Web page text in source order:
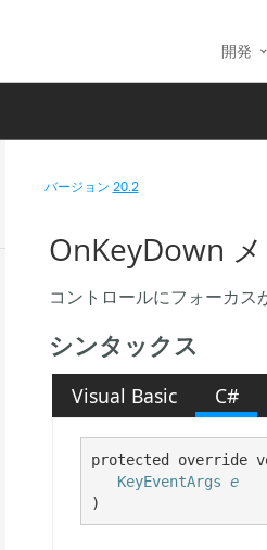
開発
バージョン20.2
OnKeyDown
コントロールにフォーカス
シンタックス
Visual Basic C#
protected override
KeyEventArgs e
)